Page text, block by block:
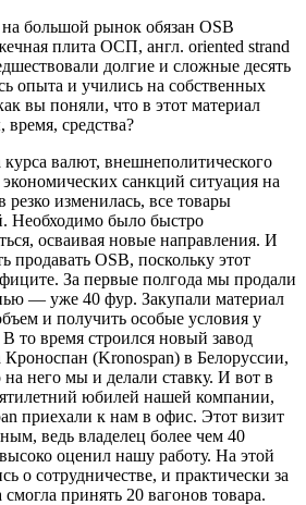
большой рынок обязан OSB
плита ОСП, англ. oriented strand
долгие и сложные десять
опыта и учились на собственных
вы поняли, что в этот материал
время, средства?
курса валют, внешнеполитического
санкций ситуация на
резко изменилась, все товары
Необходимо было быстро
осваивая новые направления. И
OSB, поскольку этот
За первые полгода мы продали
— уже 40 фур. Закупали материал
и получить особые условия у
то время строился новый завод
Кроноспан (Kronospan) в Белоруссии,
него мы и делали ставку. И вот в
юбилей нашей компании,
приехали к нам в офис. Этот визит
ведь владелец более чем 40
оценил нашу работу. На этой
о сотрудничестве, и практически за
принять 20 вагонов товара.